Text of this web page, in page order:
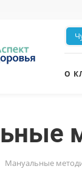
О
Мануальные